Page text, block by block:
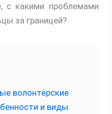
с какими проблемами
за границей?
волонтёрские
и виды